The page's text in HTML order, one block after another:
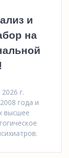
и
на
г.
года и
высшее